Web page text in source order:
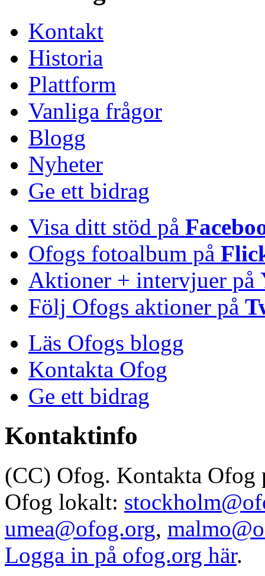
Kontakt
Historia
Plattform
Vanliga frågor
Blogg
Nyheter
Ge ett bidrag
Visa ditt stöd på
Ofogs fotoalbum på
Aktioner + intervjuer på
Följ Ofogs aktioner på
Läs Ofogs blogg
Kontakta Ofog
Ge ett bidrag
Kontaktinfo
(CC) Ofog. Kontakta Ofog
Ofog lokalt:
umea@ofog.org,
Logga in på ofog.org här.